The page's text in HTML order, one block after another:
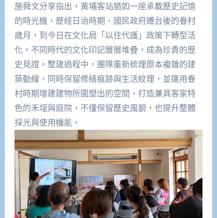
施舜文分享指出，黃埔客站猶如一座承載歷史記憶
的時光機，歷經日治時期、國民政府遷台後的眷村
歲月，到今日在文化局「以住代護」政策下轉型活
化，不同時代的文化印記層層堆疊，成為珍貴的歷
史見證。整建過程中，團隊重新梳理原本複雜的建
築動線，同時保留修繕痕跡與生活紋理，並運用眷
村時期增建建物所圍塑出的空間，打造兼具客家特
色的禾埕與庭院，不僅保留歷史風貌，也提升整體
採光與使用機能。